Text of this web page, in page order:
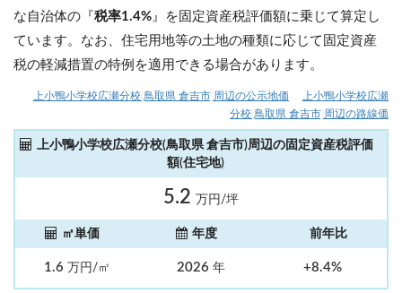
な自治体の『税率1.4% 』を固定資産税評価額に乗じて算定し
ています。なお、住宅用地等の土地の種類に応じて固定資産
税の軽減措置の特例を適用できる場合があります。
上小鴨小学校広瀬分校(鳥取県 倉吉市)周辺の公示地価
上小鴨小学校広瀬
分校(鳥取県 倉吉市)周辺の路線価
上小鴨小学校広瀬分校(鳥取県 倉吉市)周辺の固定資産税評価
額(住宅地)
5.2 万円/坪
㎡単価 年度 前年比
1.6 万円/㎡ 2026 年 +8.4%